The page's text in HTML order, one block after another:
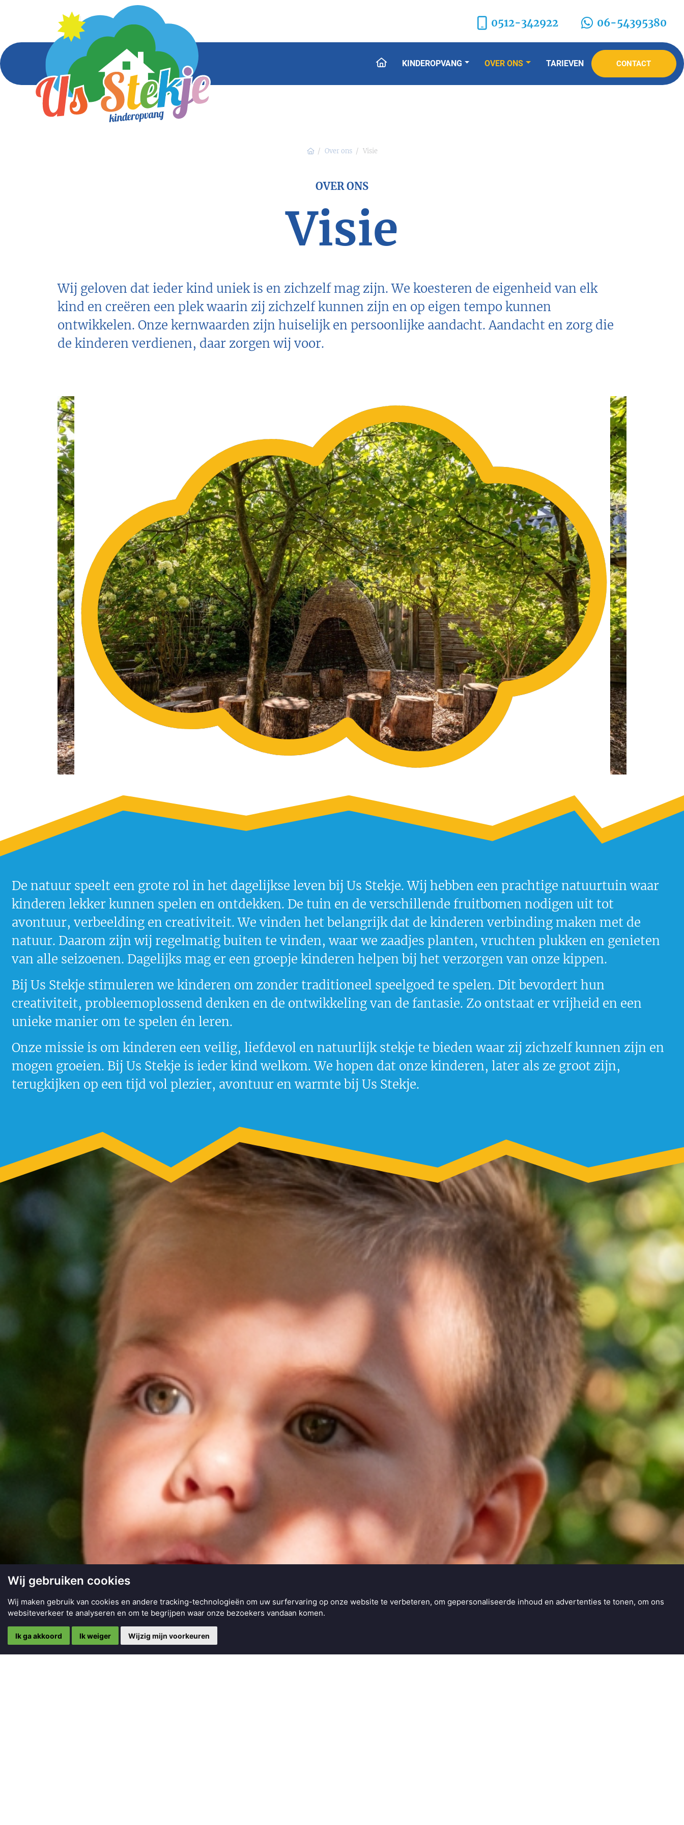
0512-342922 06-54395380
HOMEKINDEROPVANG OVER ONS TARIEVEN CONTACT
HomeOver ons Visie
OVER ONS
Visie
Wij geloven dat ieder kind uniek is en zichzelf mag zijn. We koesteren de eigenheid van elk
kind en creëren een plek waarin zij zichzelf kunnen zijn en op eigen tempo kunnen
ontwikkelen. Onze kernwaarden zijn huiselijk en persoonlijke aandacht. Aandacht en zorg die
de kinderen verdienen, daar zorgen wij voor.
De natuur speelt een grote rol in het dagelijkse leven bij Us Stekje. Wij hebben een prachtige natuurtuin waar
kinderen lekker kunnen spelen en ontdekken. De tuin en de verschillende fruitbomen nodigen uit tot
avontuur, verbeelding en creativiteit. We vinden het belangrijk dat de kinderen verbinding maken met de
natuur. Daarom zijn wij regelmatig buiten te vinden, waar we zaadjes planten, vruchten plukken en genieten
van alle seizoenen. Dagelijks mag er een groepje kinderen helpen bij het verzorgen van onze kippen.
Bij Us Stekje stimuleren we kinderen om zonder traditioneel speelgoed te spelen. Dit bevordert hun
creativiteit, probleemoplossend denken en de ontwikkeling van de fantasie. Zo ontstaat er vrijheid en een
unieke manier om te spelen én leren.
Onze missie is om kinderen een veilig, liefdevol en natuurlijk stekje te bieden waar zij zichzelf kunnen zijn en
mogen groeien. Bij Us Stekje is ieder kind welkom. We hopen dat onze kinderen, later als ze groot zijn,
terugkijken op een tijd vol plezier, avontuur en warmte bij Us Stekje.
Wij gebruiken cookies
Wij maken gebruik van cookies en andere tracking-technologieën om uw surfervaring op onze website te verbeteren, om gepersonaliseerde inhoud en advertenties te tonen, om ons
websiteverkeer te analyseren en om te begrijpen waar onze bezoekers vandaan komen.
Ik ga akkoord Ik weiger Wijzig mijn voorkeuren